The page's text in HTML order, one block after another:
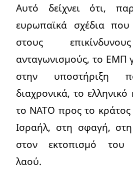
Αυτό δείχνει ότι,
ευρωπαϊκά σχέδια
στους
ανταγωνισμούς, το ΕΜΠ
στην υποστήριξη
διαχρονικά, το
το ΝΑΤΟ προς το
Ισραήλ, στη σφαγή, στη
στον εκτοπισμό του
λαού.